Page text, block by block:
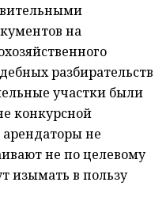
на
разбирательств
участки были
конкурсной
не
не по целевому
изымать в пользу